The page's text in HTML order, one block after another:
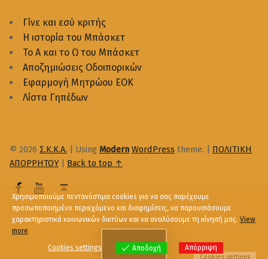
Menu
Γίνε και εσύ κριτής
Η ιστορία του Μπάσκετ
Το Α και το Ω του Μπάσκετ
Αποζημιώσεις Οδοιπορικών
Εφαρμογή Μητρώου ΕΟΚ
Λίστα Γηπέδων
© 2026 Σ.Κ.Κ.Α. | Using Modern WordPress theme. | ΠΟΛΙΤΙΚΗ
ΑΠΟΡΡΗΤΟΥ | Back to top ↑
Χρησιμοποιούμε πεντανόστιμα cookies για να σας παρέχουμε
προσωποποιημένο περιεχόμενο και διαφημίσεις, να παρουσιάσουμε
χαρακτηριστικά κοινωνικών δικτύων και να αναλύσουμε τη κίνησή μας. View
more
Cookies settings
Αποδοχή Απόρριψη
Cookies settings